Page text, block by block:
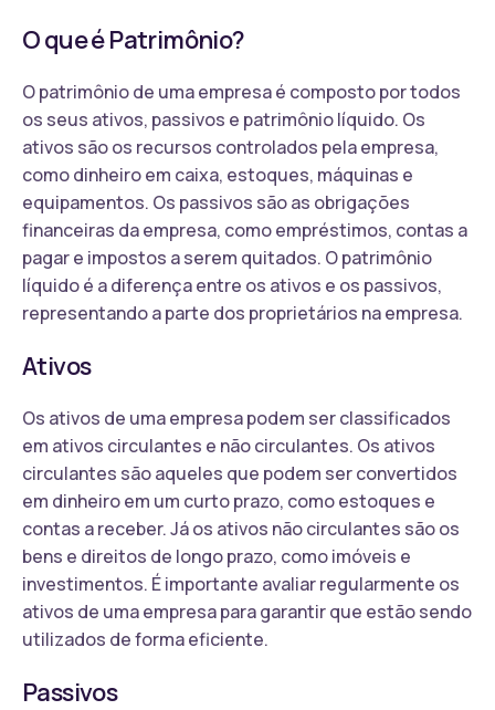
O que é Patrimônio?
O patrimônio de uma empresa é composto por todos
os seus ativos, passivos e patrimônio líquido. Os
ativos são os recursos controlados pela empresa,
como dinheiro em caixa, estoques, máquinas e
equipamentos. Os passivos são as obrigações
financeiras da empresa, como empréstimos, contas a
pagar e impostos a serem quitados. O patrimônio
líquido é a diferença entre os ativos e os passivos,
representando a parte dos proprietários na empresa.
Ativos
Os ativos de uma empresa podem ser classificados
em ativos circulantes e não circulantes. Os ativos
circulantes são aqueles que podem ser convertidos
em dinheiro em um curto prazo, como estoques e
contas a receber. Já os ativos não circulantes são os
bens e direitos de longo prazo, como imóveis e
investimentos. É importante avaliar regularmente os
ativos de uma empresa para garantir que estão sendo
utilizados de forma eficiente.
Passivos